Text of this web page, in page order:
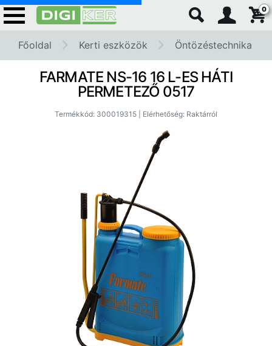
0
Főoldal Kerti eszközök Öntözéstechnika
FARMATE NS-16 16 L-ES HÁTI
PERMETEZŐ 0517
Termékkód: 300019315 | Elérhetőség: Raktárról